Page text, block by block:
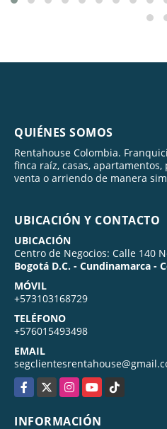
QUIÉNES SOMOS
Rentahouse Colombia.
finca raíz, casas,
venta o arriendo de manera
UBICACIÓN Y CONTACTO
UBICACIÓN
Centro de Negocios: Calle 140
Bogotá D.C. - Cundinamarca -
MÓVIL
+573103168729
TELÉFONO
+576015493498
EMAIL
Facebook
X InstagramYouTubeTikTok
INFORMACIÓN